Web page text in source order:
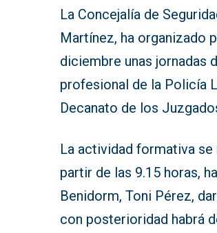
La Concejalía de
Martínez, ha organizado
diciembre unas jornadas
profesional de la Policía
Decanato de los
La actividad formativa se
partir de las 9.15 horas,
Benidorm, Toni Pérez,
con posterioridad habrá